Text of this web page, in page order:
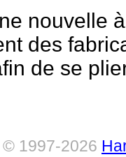
nouvelle
des
de se
1997-2026